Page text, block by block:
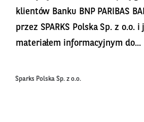
klientów Banku BNP PARIBAS
przez SPARKS Polska Sp. z o.o.
materiałem informacyjnym do...
Sparks Polska Sp. z o.o.